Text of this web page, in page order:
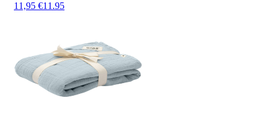
11,95 €11.95